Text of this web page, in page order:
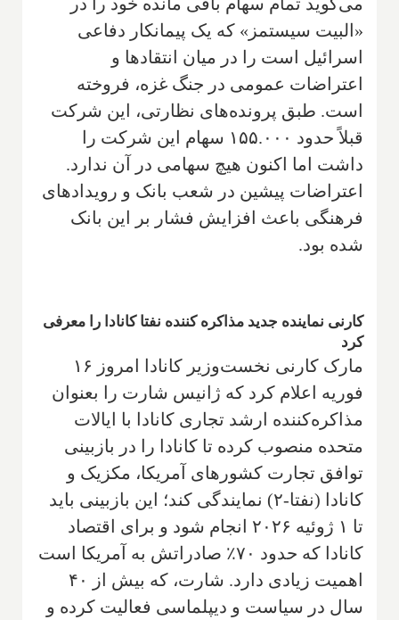
«البیت سیستمز» که یک پیمانکار دفاعی
اسرائیل است را در میان انتقادها و
اعتراضات عمومی در جنگ غزه، فروخته
است. طبق پرونده‌های نظارتی، این شرکت
قبلاً حدود ۱۵۵.۰۰۰ سهام این شرکت را
داشت اما اکنون هیچ سهامی در آن ندارد.
اعتراضات پیشین در شعب بانک و رویدادهای
فرهنگی باعث افزایش فشار بر این بانک
شده بود.
کارنی نماینده جدید مذاکره کننده نفتا کانادا را معرفی
کرد
مارک کارنی نخست‌وزیر کانادا امروز ۱۶
فوریه اعلام کرد که ژانیس شارت را بعنوان
مذاکره‌کننده ارشد تجاری کانادا با ایالات
متحده منصوب کرده تا کانادا را در بازبینی
توافق تجارت کشورهای آمریکا، مکزیک و
کانادا (نفتا-۲) نمایندگی کند؛ این بازبینی باید
تا ۱ ژوئیه ۲۰۲۶ انجام شود و برای اقتصاد
کانادا که حدود ۷۰٪ صادراتش به آمریکا است
اهمیت زیادی دارد. شارت، که بیش از ۴۰
سال در سیاست و دیپلماسی فعالیت کرده و